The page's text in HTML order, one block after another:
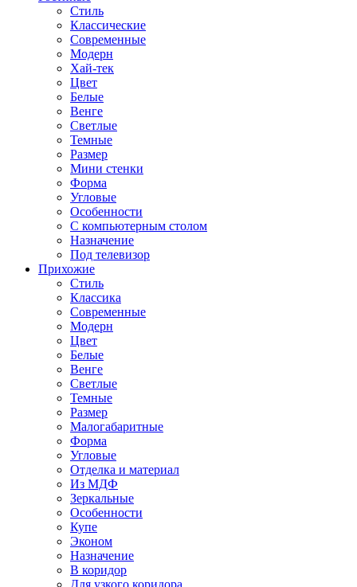
Стиль
Классические
Современные
Модерн
Хай-тек
Цвет
Белые
Венге
Светлые
Темные
Размер
Мини стенки
Форма
Угловые
Особенности
С компьютерным столом
Назначение
Под телевизор
Прихожие
Стиль
Классика
Современные
Модерн
Цвет
Белые
Венге
Светлые
Темные
Размер
Малогабаритные
Форма
Угловые
Отделка и материал
Из МДФ
Зеркальные
Особенности
Купе
Эконом
Назначение
В коридор
Для узкого коридора